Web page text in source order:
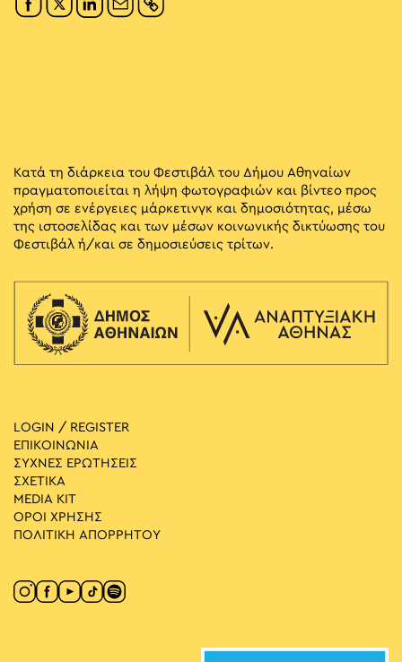
Κατά τη διάρκεια του Φεστιβάλ του Δήμου Αθηναίων
πραγματοποιείται η λήψη φωτογραφιών και βίντεο προς
χρήση σε ενέργειες μάρκετινγκ και δημοσιότητας, μέσω
της ιστοσελίδας και των μέσων κοινωνικής δικτύωσης του
Φεστιβάλ ή/και σε δημοσιεύσεις τρίτων.
LOGIN / REGISTER
ΕΠΙΚΟΙΝΩΝΙΑ
ΣΥΧΝΕΣ ΕΡΩΤΗΣΕΙΣ
ΣΧΕΤΙΚΑ
MEDIA ΚIT
ΟΡΟΙ ΧΡΗΣΗΣ
ΠΟΛΙΤΙΚΗ ΑΠΟΡΡΗΤΟΥ